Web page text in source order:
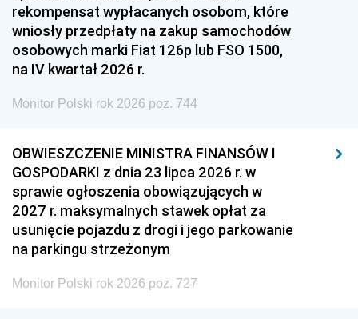
rekompensat wypłacanych osobom, które
wniosły przedpłaty na zakup samochodów
osobowych marki Fiat 126p lub FSO 1500,
na IV kwartał 2026 r.
Monitor Polski rok 2026 poz. 744
OBWIESZCZENIE MINISTRA FINANSÓW I
GOSPODARKI z dnia 23 lipca 2026 r. w
sprawie ogłoszenia obowiązujących w
2027 r. maksymalnych stawek opłat za
usunięcie pojazdu z drogi i jego parkowanie
na parkingu strzeżonym
Monitor Polski rok 2026 poz. 727